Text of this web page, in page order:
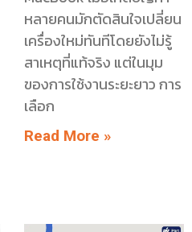
หลายคนมักตัดสินใจเปลี่ยน
เครื่องใหม่ทันทีโดยยังไม่รู้
สาเหตุที่แท้จริง แต่ในมุม
ของการใช้งานระยะยาว การ
เลือก
Read More »